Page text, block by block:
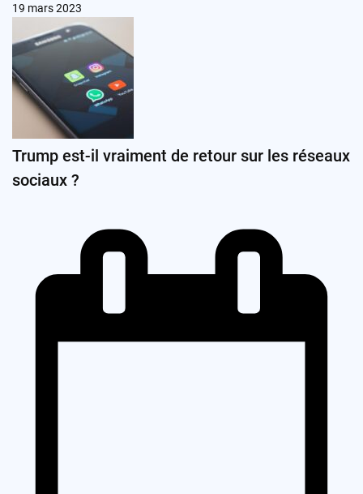
19 mars 2023
Trump est-il vraiment de retour sur les réseaux
sociaux ?